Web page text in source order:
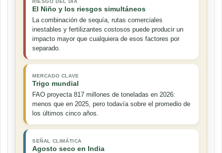
El Niño y los riesgos simultáneos
La combinación de sequía, rutas comerciales
inestables y fertilizantes costosos puede producir un
impacto mayor que cualquiera de esos factores por
separado.
MERCADO CLAVE
Trigo mundial
FAO proyecta 817 millones de toneladas en 2026:
menos que en 2025, pero todavía sobre el promedio de
los últimos cinco años.
SEÑAL CLIMÁTICA
Agosto seco en India